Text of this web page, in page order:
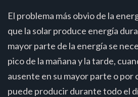
El problema más obvio de la
que la solar produce energía
mayor parte de la energía se
pico de la mañana y la tarde,
ausente en su mayor parte o por
puede producir durante todo el